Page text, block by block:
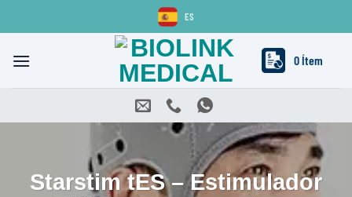
ES
0 Ítem
Starstim tES – Estimulador